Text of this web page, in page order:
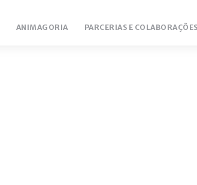
ANIMAGORIA PARCERIAS E COLABORAÇÕES